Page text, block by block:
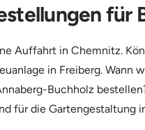
für
Auffahrt in Chemnitz.
in Freiberg. Wann
Buchholz
für die Gartengestaltung